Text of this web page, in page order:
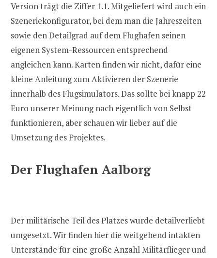
Version trägt die Ziffer 1.1. Mitgeliefert wird auch ein
Szeneriekonfigurator, bei dem man die Jahreszeiten
sowie den Detailgrad auf dem Flughafen seinen
eigenen System-Ressourcen entsprechend
angleichen kann. Karten finden wir nicht, dafür eine
kleine Anleitung zum Aktivieren der Szenerie
innerhalb des Flugsimulators. Das sollte bei knapp 22
Euro unserer Meinung nach eigentlich von Selbst
funktionieren, aber schauen wir lieber auf die
Umsetzung des Projektes.
Der Flughafen Aalborg
Der militärische Teil des Platzes wurde detailverliebt
umgesetzt. Wir finden hier die weitgehend intakten
Unterstände für eine große Anzahl Militärflieger und